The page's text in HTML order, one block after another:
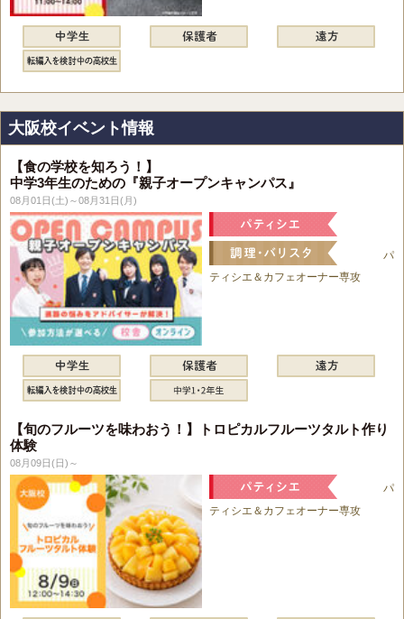
大阪校イベント情報
【食の学校を知ろう！】
中学3年生のための『親子オープンキャンパス』
08月01日(土)～08月31日(月)
パ
ティシエ＆カフェオーナー専攻
【旬のフルーツを味わおう！】トロピカルフルーツタルト作り
体験
08月09日(日)～
パ
ティシエ＆カフェオーナー専攻